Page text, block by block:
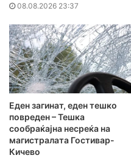
08.08.2026 23:37
Еден загинат, еден тешко
повреден – Тешка
сообраќајна несреќа на
магистралата Гостивар-
Кичево